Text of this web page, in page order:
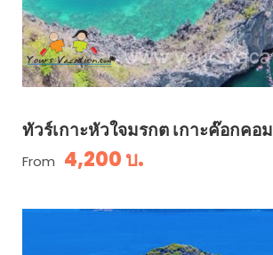
ทัวร์เกาะหัวใจมรกต เกาะค๊อกคอม
From 4,200 บ.